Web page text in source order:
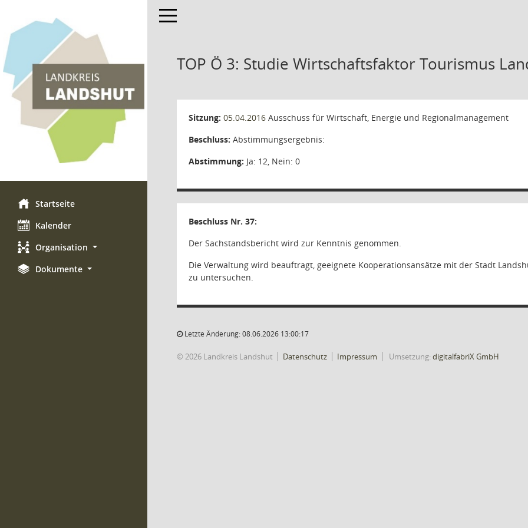
Startseite
Kalender
Organisation
Dokumente
Toggle navigation
TOP Ö 3: Studie Wirtschaftsfaktor Tourismus
Sitzung: 05.04.2016 Ausschuss für Wirtschaft, Energie und Regionalmanagement
Beschluss: Abstimmungsergebnis:
Abstimmung: Ja: 12, Nein: 0
Beschluss Nr. 37:
Der Sachstandsbericht wird zur Kenntnis genommen.
Die Verwaltung wird beauftragt, geeignete Kooperationsansätze mit der Stadt
zu untersuchen.
Letzte Änderung: 08.06.2026 13:00:17
© 2026 Landkreis Landshut Datenschutz Impressum Umsetzung:digitalfabriX GmbH